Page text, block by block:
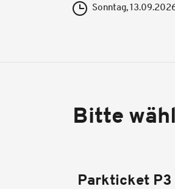
Sonntag,
Bitte
Parkticket P3